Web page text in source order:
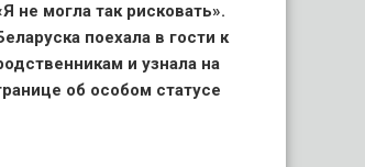
не могла так рисковать».
поехала в гости к
и узнала на
об особом статусе